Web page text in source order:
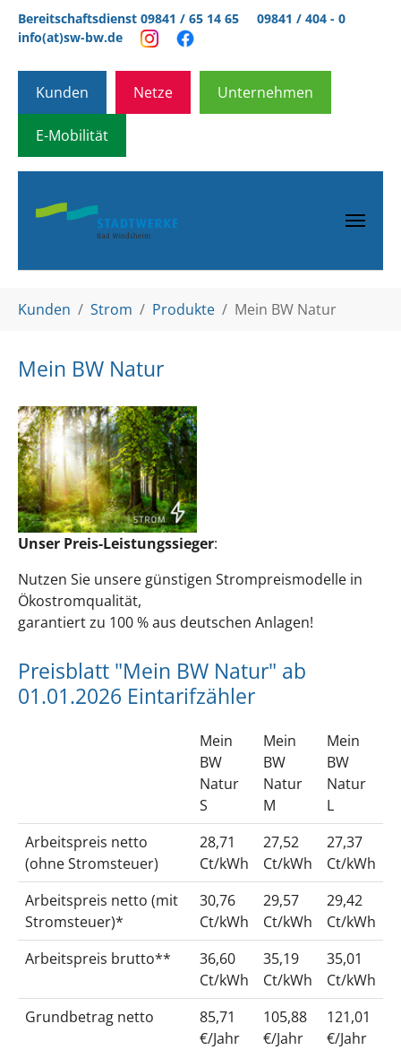
Zum Hauptinhalt springen
Bereitschaftsdienst 09841 / 65 14 65
09841 / 404 - 0
info(at)sw-bw.de
Kunden Netze Unternehmen
E-Mobilität
Kunden Strom Produkte Mein BW Natur
Mein BW Natur
Unser Preis-Leistungssieger:
Nutzen Sie unsere günstigen Strompreismodelle in
Ökostromqualität,
garantiert zu 100 % aus deutschen Anlagen!
Preisblatt "Mein BW Natur" ab
01.01.2026 Eintarifzähler
Mein
BW
Natur
S
Mein
BW
Natur
M
Mein
BW
Natur
L
Arbeitspreis netto
(ohne Stromsteuer)
28,71
Ct/kWh
27,52
Ct/kWh
27,37
Ct/kWh
Arbeitspreis netto (mit
Stromsteuer)*
30,76
Ct/kWh
29,57
Ct/kWh
29,42
Ct/kWh
Arbeitspreis brutto**
36,60
Ct/kWh
35,19
Ct/kWh
35,01
Ct/kWh
Grundbetrag netto
85,71
€/Jahr
105,88
€/Jahr
121,01
€/Jahr